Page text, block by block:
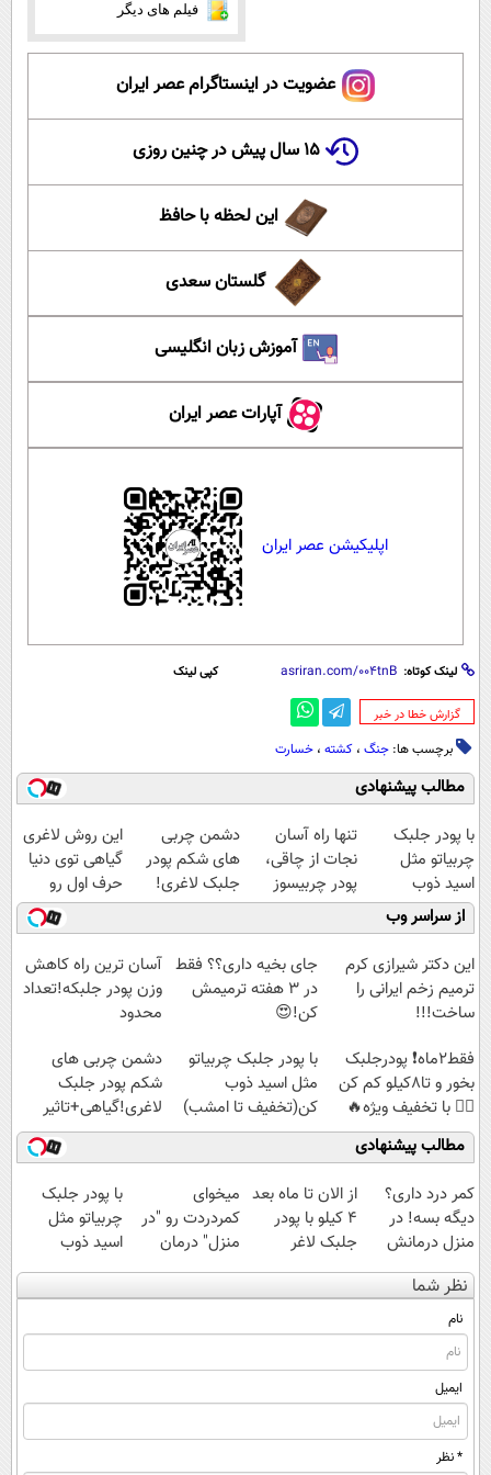
فیلم های دیگر
عضویت در اینستاگرام عصر ایران
۱۵ سال پیش در چنین روزی
این لحظه با حافظ
گلستان سعدی
آموزش زبان انگلیسی
آپارات عصر ایران
اپلیکیشن عصر ایران
لینک کوتاه: کپی لینک
‌گزارش خطا در خبر
برچسب ها: جنگ ، کشته ، خسارت
مطالب پیشنهادی
با پودر جلبک
چربیاتو مثل
اسید ذوب
کن(تخفیف تا
امشب)
تنها راه آسان
نجات از چاقی،
پودر چربیسوز
جلبک(تخفیف تا
امشب)
دشمن چربی
های شکم پودر
جلبک لاغری!
گیاهی+تاثیر
فوری
این روش لاغری
گیاهی توی دنیا
حرف اول رو
میزنه(تخفیف
ویژه تا امشب)
از سراسر وب
این دکتر شیرازی کرم
ترمیم زخم ایرانی را
ساخت!!!
جای بخیه داری؟؟ فقط
در 3 هفته ترمیمش
کن!😍
آسان ترین راه کاهش
وزن پودر جلبکه!تعداد
محدود
فقط2ماه❗ پودرجلبک
بخور و تا8کیلو کم کن
👌🏻 با تخفیف ویژه🔥
با پودر جلبک چربیاتو
مثل اسید ذوب
کن(تخفیف تا امشب)
دشمن چربی های
شکم پودر جلبک
لاغری!گیاهی+تاثیر
فوری
مطالب پیشنهادی
کمر درد داری؟
دیگه بسه! در
منزل درمانش
کن
(◀پرسش‌نامه)
از الان تا ماه بعد
4 کیلو با پودر
جلبک لاغر
میشی(تعداد
محدود)
میخوای
کمردردت رو "در
منزل" درمان
کنی؟ (◂فیلم +
◂پرسش‌نامه)
با پودر جلبک
چربیاتو مثل
اسید ذوب
کن(تخفیف تا
امشب)
نظر شما
نام
ایمیل
* نظر